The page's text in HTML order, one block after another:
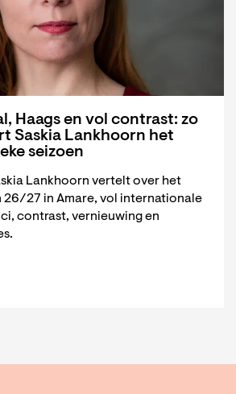
Haags en vol contrast: zo
Saskia Lankhoorn het
seizoen
Lankhoorn vertelt over het
26/27 in Amare, vol internationale
contrast, vernieuwing en